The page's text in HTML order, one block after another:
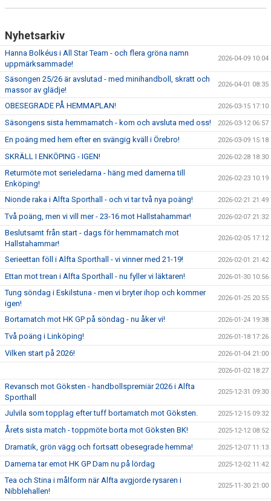
Nyhetsarkiv
Hanna Bolkéus i All Star Team - och flera gröna namn
uppmärksammade!
2026-04-09 10:04
Säsongen 25/26 är avslutad - med minihandboll, skratt och
massor av glädje!
2026-04-01 08:35
OBESEGRADE PÅ HEMMAPLAN! 2026-03-15 17:10
Säsongens sista hemmamatch - kom och avsluta med oss! 2026-03-12 06:57
En poäng med hem efter en svängig kväll i Örebro! 2026-03-09 15:18
SKRÄLL I ENKÖPING - IGEN! 2026-02-28 18:30
Returmöte mot serieledarna - häng med damerna till
Enköping!
2026-02-23 10:19
Nionde raka i Alfta Sporthall - och vi tar två nya poäng! 2026-02-21 21:49
Två poäng, men vi vill mer - 23-16 mot Hallstahammar! 2026-02-07 21:32
Beslutsamt från start - dags för hemmamatch mot
Hallstahammar!
2026-02-05 17:12
Serieettan föll i Alfta Sporthall - vi vinner med 21-19! 2026-02-01 21:42
Ettan mot trean i Alfta Sporthall - nu fyller vi läktaren! 2026-01-30 10:56
Tung söndag i Eskilstuna - men vi bryter ihop och kommer
igen!
2026-01-25 20:55
Bortamatch mot HK GP på söndag - nu åker vi! 2026-01-24 19:38
Två poäng i Linköping! 2026-01-18 17:26
Vilken start på 2026! 2026-01-04 21:00
2026-01-02 18:27
Revansch mot Göksten - handbollspremiär 2026 i Alfta
Sporthall
2025-12-31 09:30
Julvila som topplag efter tuff bortamatch mot Göksten. 2025-12-15 09:32
Årets sista match - toppmöte borta mot Göksten BK! 2025-12-12 08:52
Dramatik, grön vägg och fortsatt obesegrade hemma! 2025-12-07 11:13
Damerna tar emot HK GP Dam nu på lördag 2025-12-02 11:42
Tea och Stina i målform när Alfta avgjorde rysaren i
Nibblehallen!
2025-11-30 21:00